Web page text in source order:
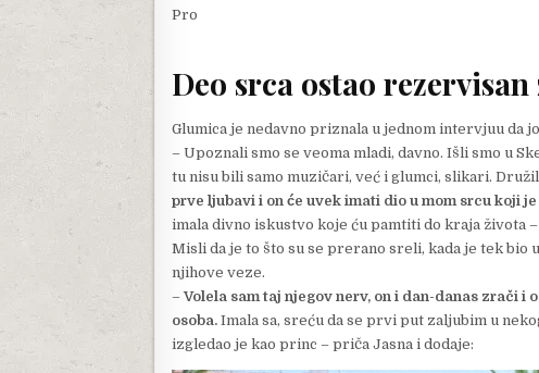
Pro
Deo srca ostao rezervisan
Glumica je nedavno priznala u jednom intervjuu da
– Upoznali smo se veoma mladi, davno. Išli smo u
tu nisu bili samo muzičari, već i glumci, slikari.
prve ljubavi i on će uvek imati dio u mom srcu koji
imala divno iskustvo koje ću pamtiti do kraja života –
Misli da je to što su se prerano sreli, kada je tek
njihove veze.
–Volela sam taj njegov nerv, on i dan-danas zrači i
osoba. Imala sa, sreću da se prvi put zaljubim u
izgledao je kao princ – priča Jasna i dodaje: